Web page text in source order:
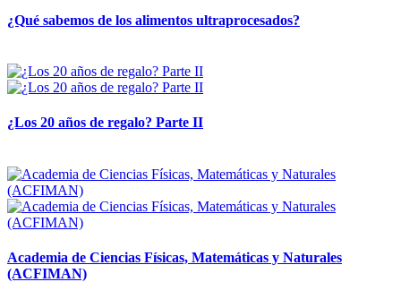
¿Qué sabemos de los alimentos ultraprocesados?
¿Los 20 años de regalo? Parte II
Academia de Ciencias Físicas, Matemáticas y Naturales
(ACFIMAN)